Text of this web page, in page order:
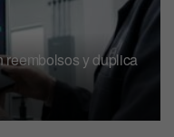
reembolsos y duplica